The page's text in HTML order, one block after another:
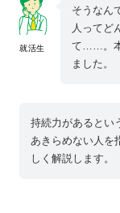
就活生
そうなん
人ってど
て……。本
ました。
持続力があるとい
あきらめない人を
しく解説します。